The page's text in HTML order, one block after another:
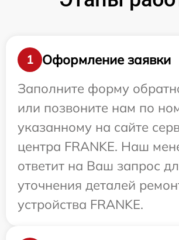
1
Оформление заявки
Заполните форму
или позвоните нам по
указанному на сайте
центра FRANKE. Наш
ответит на Ваш запрос
уточнения деталей
устройства FRANKE.